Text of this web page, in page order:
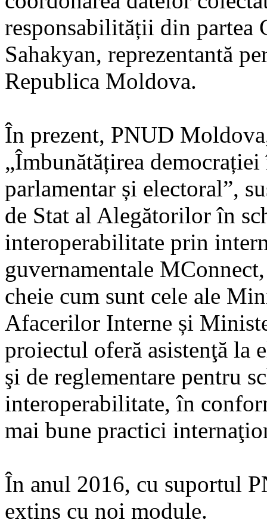
responsabilității din partea
Sahakyan, reprezentantă
Republica Moldova.
În prezent, PNUD
„Îmbunătățirea
parlamentar și electoral”,
de Stat al Alegătorilor în
interoperabilitate prin
guvernamentale
cheie cum sunt cele ale
Afacerilor Interne și
proiectul oferă asistenţă la
şi de reglementare pentru
interoperabilitate, în
mai bune practici
În anul 2016, cu suportul
extins cu noi module.